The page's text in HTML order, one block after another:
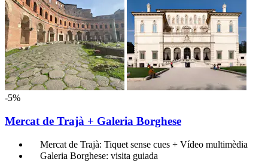
-5%
Mercat de Trajà + Galeria Borghese
Mercat de Trajà: Tiquet sense cues + Vídeo multimèdia
Galeria Borghese: visita guiada